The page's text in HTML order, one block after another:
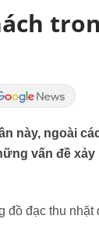
này, ngoài
vấn đề
đồ đạc thu